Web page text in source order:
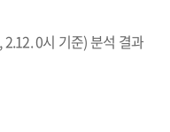
0시 기준) 분석 결과